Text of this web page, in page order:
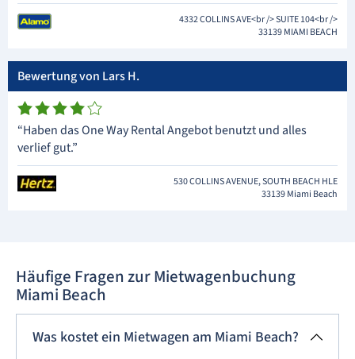
4332 COLLINS AVE<br /> SUITE 104<br />
33139 MIAMI BEACH
Bewertung von Lars H.
“Haben das One Way Rental Angebot benutzt und alles
verlief gut.”
530 COLLINS AVENUE, SOUTH BEACH HLE
33139 Miami Beach
Häufige Fragen zur Mietwagenbuchung
Miami Beach
Was kostet ein Mietwagen am Miami Beach?